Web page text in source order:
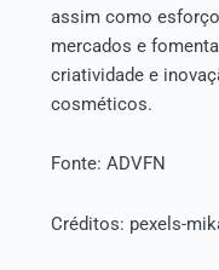
assim como
mercados e
criatividade e
cosméticos.
Fonte: ADVFN
Créditos: pexels-